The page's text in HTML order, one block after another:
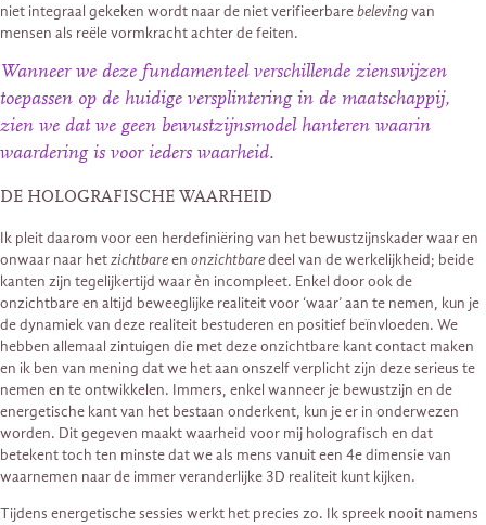
niet integraal gekeken wordt naar de niet verifieerbarebelevingvan
mensen als reële vormkracht achter de feiten.
Wanneer we deze fundamenteel verschillende zienswijzen
toepassen op de huidige versplintering in de maatschappij,
zien we dat we geen bewustzijnsmodel hanteren waarin
waardering is voor ieders waarheid.
DE HOLOGRAFISCHE WAARHEID
Ik pleit daarom voor een herdefiniëring van het bewustzijnskader waar en
onwaar naar hetzichtbareen onzichtbaredeel van de werkelijkheid; beide
kanten zijn tegelijkertijd waar èn incompleet. Enkel door ook de
onzichtbare en altijd beweeglijke realiteit voor ‘waar’ aan te nemen, kun je
de dynamiek van deze realiteit bestuderen en positief beïnvloeden. We
hebben allemaal zintuigen die met deze onzichtbare kant contact maken
en ik ben van mening dat we het aan onszelf verplicht zijn deze serieus te
nemen en te ontwikkelen. Immers, enkel wanneer je bewustzijn en de
energetische kant van het bestaan onderkent, kun je er in onderwezen
worden. Dit gegeven maakt waarheid voor mij holografisch en dat
betekent toch ten minste dat we als mens vanuit een 4e dimensie van
waarnemen naar de immer veranderlijke 3D realiteit kunt kijken.
Tijdens energetische sessies werkt het precies zo. Ik spreek nooit namens